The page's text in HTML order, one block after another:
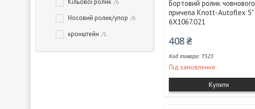
Кільової ролик 6
Носовий ролик/упор 6
кронштейн 1
Бортовий ролик човнового
причепа Knott-Autoflex 5"
6X1067.021
408 ₴
T523
Під замовлення
Купити